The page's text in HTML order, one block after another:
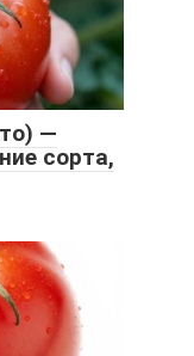
—
сорта,